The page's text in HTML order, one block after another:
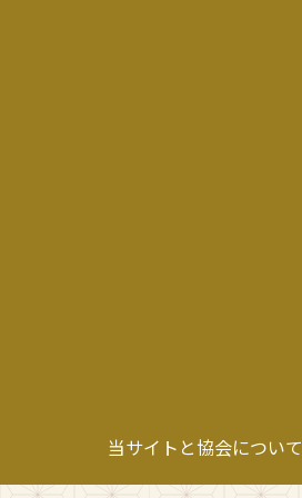
当サイトと協会について